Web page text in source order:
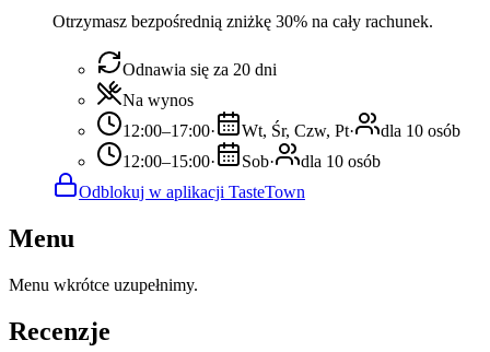
Otrzymasz bezpośrednią zniżkę 30% na cały rachunek.
Odnawia się za 20 dni
Na wynos
12:00–17:00· Wt, Śr, Czw, Pt·
dla 10 osób
12:00–15:00· Sob·
dla 10 osób
Odblokuj w aplikacji TasteTown
Menu
Menu wkrótce uzupełnimy.
Recenzje